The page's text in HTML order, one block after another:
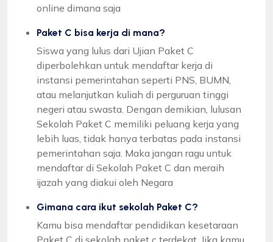
online dimana saja
Paket C bisa kerja di mana?
Siswa yang lulus dari Ujian Paket C
diperbolehkan untuk mendaftar kerja di
instansi pemerintahan seperti PNS, BUMN,
atau melanjutkan kuliah di perguruan tinggi
negeri atau swasta. Dengan demikian, lulusan
Sekolah Paket C memiliki peluang kerja yang
lebih luas, tidak hanya terbatas pada instansi
pemerintahan saja. Maka jangan ragu untuk
mendaftar di Sekolah Paket C dan meraih
ijazah yang diakui oleh Negara
Gimana cara ikut sekolah Paket C?
Kamu bisa mendaftar pendidikan kesetaraan
Paket C di sekolah paket c terdekat. Jika kamu